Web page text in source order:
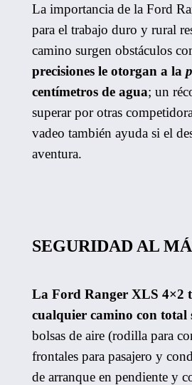
La importancia de la Ford
para el trabajo duro y rural
camino surgen obstáculos
precisiones le otorgan a la
centímetros de agua; un
superar por otras
vadeo también ayuda si el
aventura.
SEGURIDAD AL
La Ford Ranger XLS 4×2
cualquier camino con total
bolsas de aire (rodilla para
frontales para pasajero y
de arranque en pendiente y